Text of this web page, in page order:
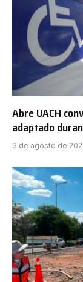
Abre UACH
adaptado
3 de agosto de